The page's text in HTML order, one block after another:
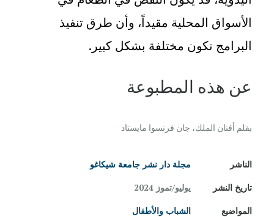
الأسواق المحلية مقيداً، وأن طرق تنفيذ
البرامج تكون مختلفة بشكل كبير.
عن هذه المطبوعة
بقلم أفنان الملك، جان فرنسوا مايستاد
الناشر
مجلة دار نشر جامعة شيكاغو
تاريخ النشر
يوليو/تموز 2024
المواضيع
الشباب والأطفال